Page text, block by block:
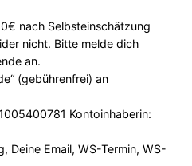
nach Selbsteinschätzung
nicht. Bitte melde dich
an.
(gebührenfrei) an
Kontoinhaberin:
Deine Email, WS-Termin, WS-